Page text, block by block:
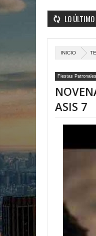
LO ÚLTIMO
Tú eres el Hijo de
INICIO
Fiestas Patronales
ASIS 7